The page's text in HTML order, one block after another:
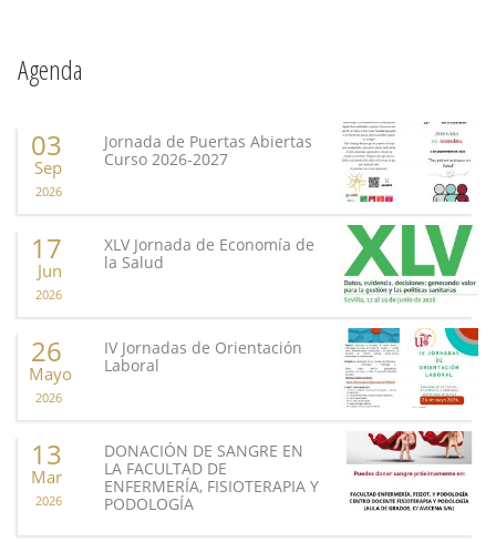
Agenda
03
Sep
2026
Jornada de Puertas Abiertas
Curso 2026-2027
17
Jun
2026
XLV Jornada de Economía de
la Salud
26
Mayo
2026
IV Jornadas de Orientación
Laboral
13
Mar
2026
DONACIÓN DE SANGRE EN
LA FACULTAD DE
ENFERMERÍA, FISIOTERAPIA Y
PODOLOGÍA